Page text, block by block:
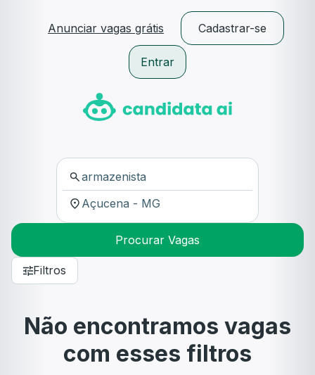
Anunciar vagas grátis Cadastrar-se
Entrar
Procurar Vagas
Filtros
Não encontramos vagas
com esses filtros